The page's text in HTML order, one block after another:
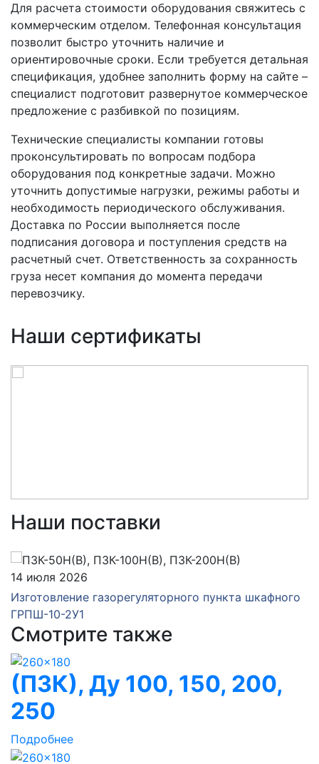
Для расчета стоимости оборудования свяжитесь с
коммерческим отделом. Телефонная консультация
позволит быстро уточнить наличие и
ориентировочные сроки. Если требуется детальная
спецификация, удобнее заполнить форму на сайте –
специалист подготовит развернутое коммерческое
предложение с разбивкой по позициям.
Технические специалисты компании готовы
проконсультировать по вопросам подбора
оборудования под конкретные задачи. Можно
уточнить допустимые нагрузки, режимы работы и
необходимость периодического обслуживания.
Доставка по России выполняется после
подписания договора и поступления средств на
расчетный счет. Ответственность за сохранность
груза несет компания до момента передачи
перевозчику.
Наши сертификаты
Наши поставки
14 июля 2026
Изготовление газорегуляторного пункта шкафного
ГРПШ-10-2У1
Смотрите также
(ПЗК), Ду 100, 150, 200,
250
Подробнее